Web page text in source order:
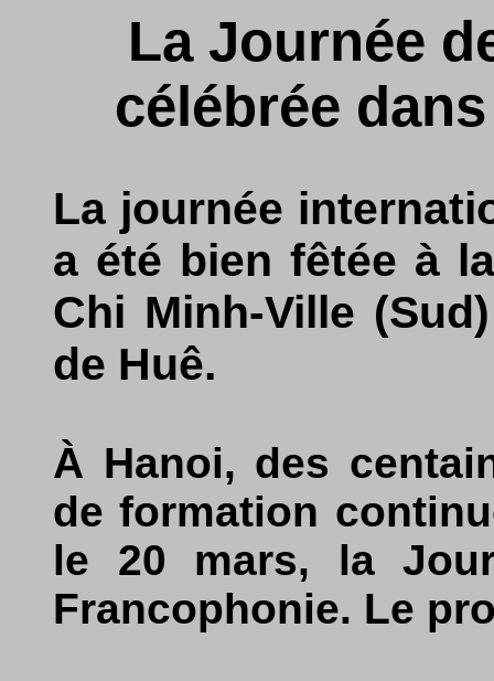
La Journée
célébrée
La journée
a été bien fêtée à
Chi Minh-Ville
de Huê.
À Hanoi, des
de formation
le 20 mars, la
Francophonie. Le